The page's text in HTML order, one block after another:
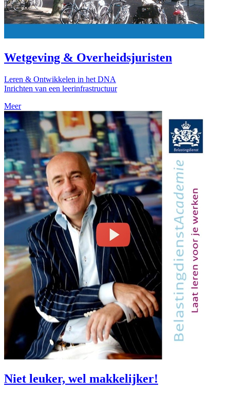
Wetgeving & Overheidsjuristen
Leren & Ontwikkelen in het DNA
Inrichten van een leerinfrastructuur
Meer
Niet leuker, wel makkelijker!